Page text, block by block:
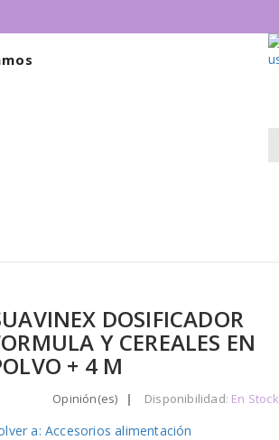
DOSIFICADOR
Y CEREALES EN
+ 4 M
Opinión(es) | Disponibilidad: En Stock
a: Accesorios alimentación